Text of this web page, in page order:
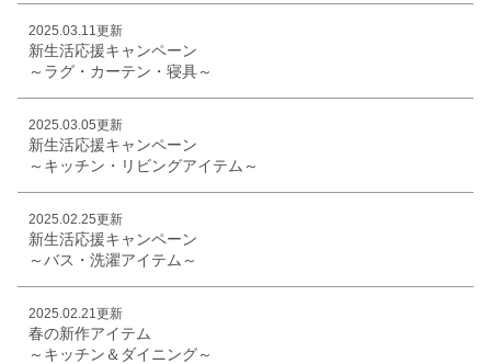
2025.03.11更新
新生活応援キャンペーン
～ラグ・カーテン・寝具～
2025.03.05更新
新生活応援キャンペーン
～キッチン・リビングアイテム～
2025.02.25更新
新生活応援キャンペーン
～バス・洗濯アイテム～
2025.02.21更新
春の新作アイテム
～キッチン＆ダイニング～